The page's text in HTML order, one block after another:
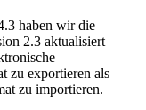
haben wir die
2.3 aktualisiert
zu exportieren als
zu importieren.